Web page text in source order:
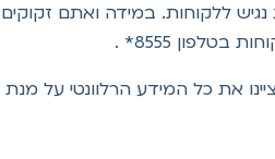
ללקוחות. במידה ואתם זקוקים
בטלפון 8555* .
את כל המידע הרלוונטי על מנת